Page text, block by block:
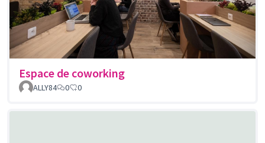
Espace de coworking
ALLY84 0 0